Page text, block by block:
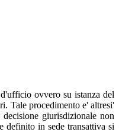
ovvero su istanza del
Tale procedimento e' altresi'
giurisdizionale non
definito in sede transattiva si